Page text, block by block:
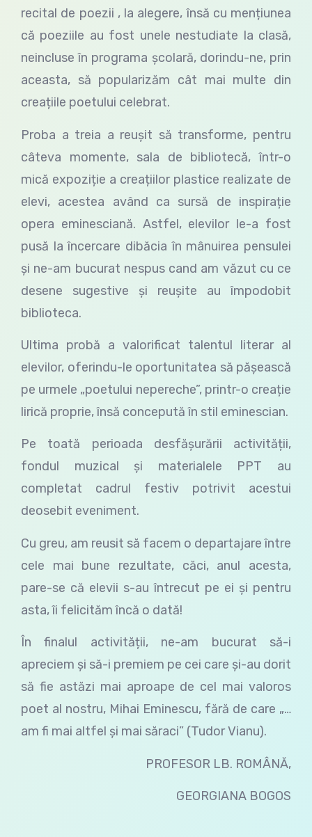
recital de poezii , la alegere, însă cu mențiunea
că poeziile au fost unele nestudiate la clasă,
neincluse în programa școlară, dorindu-ne, prin
aceasta, să popularizăm cât mai multe din
creațiile poetului celebrat.
Proba a treia a reușit să transforme, pentru
câteva momente, sala de bibliotecă, într-o
mică expoziție a creațiilor plastice realizate de
elevi, acestea având ca sursă de inspirație
opera eminesciană. Astfel, elevilor le-a fost
pusă la încercare dibăcia în mânuirea pensulei
și ne-am bucurat nespus cand am văzut cu ce
desene sugestive și reușite au împodobit
biblioteca.
Ultima probă a valorificat talentul literar al
elevilor, oferindu-le oportunitatea să pășească
pe urmele „poetului nepereche”, printr-o creație
lirică proprie, însă concepută în stil eminescian.
Pe toată perioada desfășurării activității,
fondul muzical și materialele PPT au
completat cadrul festiv potrivit acestui
deosebit eveniment.
Cu greu, am reusit să facem o departajare între
cele mai bune rezultate, căci, anul acesta,
pare-se că elevii s-au întrecut pe ei și pentru
asta, îi felicităm încă o dată!
În finalul activității, ne-am bucurat să-i
apreciem și să-i premiem pe cei care și-au dorit
să fie astăzi mai aproape de cel mai valoros
poet al nostru, Mihai Eminescu, fără de care „…
am fi mai altfel și mai săraci” (Tudor Vianu).
PROFESOR LB. ROMÂNĂ,
GEORGIANA BOGOS